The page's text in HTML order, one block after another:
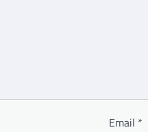
Email *